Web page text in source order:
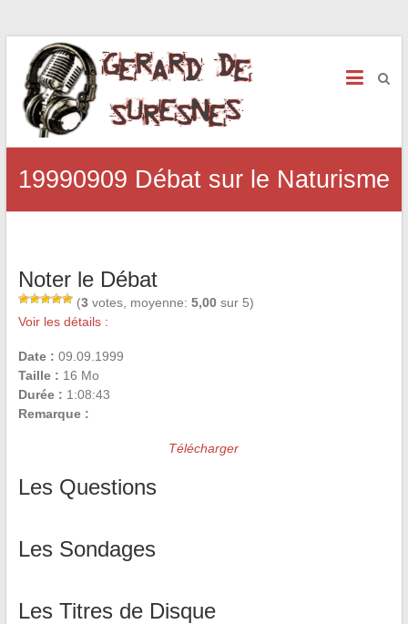
19990909 Débat sur le Naturisme
Noter le Débat
(3votes, moyenne: 5,00sur 5)
Voir les détails :
Date : 09.09.1999
Taille : 16 Mo
Durée : 1:08:43
Remarque :
Télécharger
Les Questions
Les Sondages
Les Titres de Disque